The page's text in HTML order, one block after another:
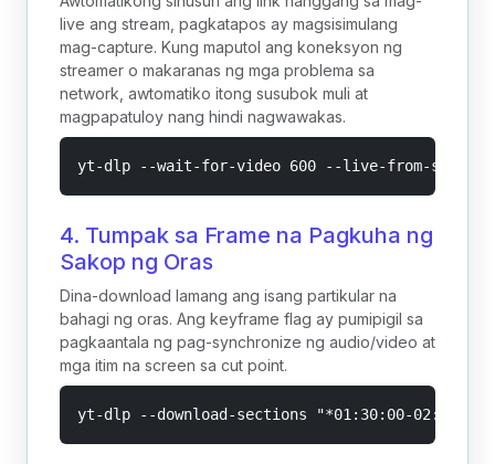
live ang stream, pagkatapos ay magsisimulang
mag-capture. Kung maputol ang koneksyon ng
streamer o makaranas ng mga problema sa
network, awtomatiko itong susubok muli at
magpapatuloy nang hindi nagwawakas.
yt-dlp --wait-for-video 600 --live-from-start --
4. Tumpak sa Frame na Pagkuha ng
Sakop ng Oras
Dina-download lamang ang isang partikular na
bahagi ng oras. Ang keyframe flag ay pumipigil sa
pagkaantala ng pag-synchronize ng audio/video at
mga itim na screen sa cut point.
yt-dlp --download-sections "*01:30:00-